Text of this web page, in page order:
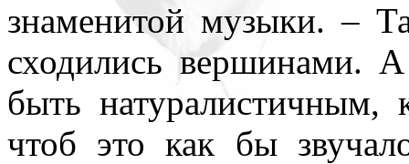
знаменитой музыки. –
сходились вершинами.
быть
чтоб это как бы